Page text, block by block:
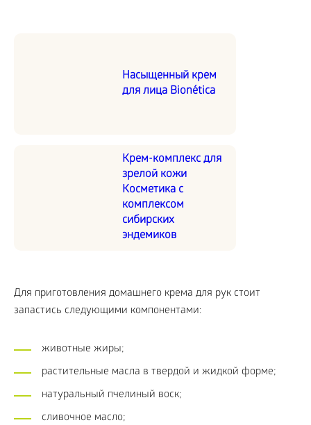
Насыщенный крем
для лица Bionética
Крем-комплекс для
зрелой кожи
Косметика с
комплексом
сибирских
эндемиков
Для приготовления домашнего крема для рук стоит
запастись следующими компонентами:
животные жиры;
растительные масла в твердой и жидкой форме;
натуральный пчелиный воск;
сливочное масло;